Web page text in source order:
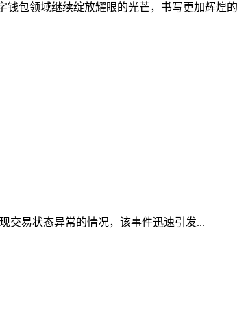
钱包领域继续绽放耀眼的光芒，书写更加辉煌的
交易状态异常的情况，该事件迅速引发...